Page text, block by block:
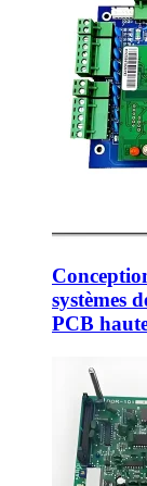
systèmes
PCB